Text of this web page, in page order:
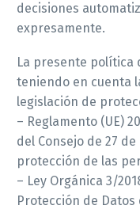
decisiones
expresamente.
La presente política
teniendo en cuenta
legislación de
– Reglamento (UE)
del Consejo de 27
protección de las
– Ley Orgánica 3/
Protección de